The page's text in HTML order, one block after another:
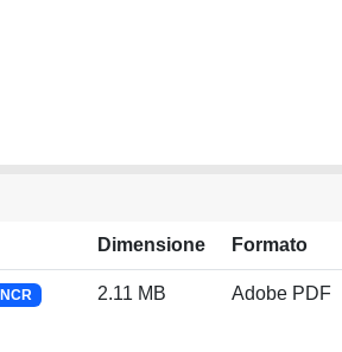
Dimensione Formato
2.11 MB Adobe PDF